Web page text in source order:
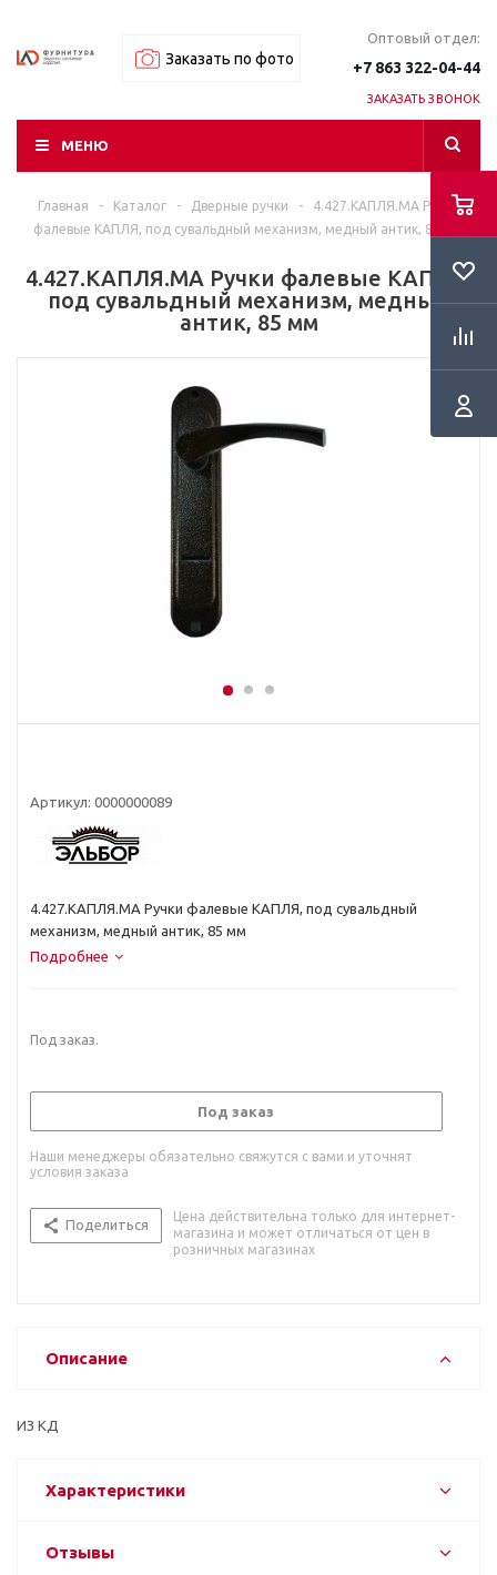
Заказать по фото
Оптовый отдел:
+7 863 322-04-44
ЗАКАЗАТЬ ЗВОНОК
МЕНЮ
Главная - Каталог - Дверные ручки -
4.427.КАПЛЯ.МА Ручки
фалевые КАПЛЯ, под сувальдный механизм, медный антик, 85 мм
4.427.КАПЛЯ.МА Ручки фалевые КАПЛЯ,
под сувальдный механизм, медный
антик, 85 мм
Артикул: 0000000089
4.427.КАПЛЯ.МА Ручки фалевые КАПЛЯ, под сувальдный
механизм, медный антик, 85 мм
Подробнее
Под заказ.
Под заказ
Наши менеджеры обязательно свяжутся с вами и уточнят
условия заказа
Поделиться
Цена действительна только для интернет-
магазина и может отличаться от цен в
розничных магазинах
Описание
ИЗ КД
Характеристики
Отзывы